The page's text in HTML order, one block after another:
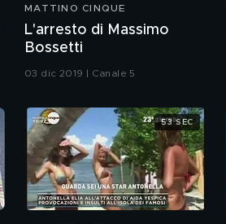
MATTINO CINQUE
L'arresto di Massimo
Bossetti
03 dic 2019 | Canale 5
53 SEC